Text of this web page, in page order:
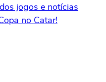
jogos e notícias
no Catar!